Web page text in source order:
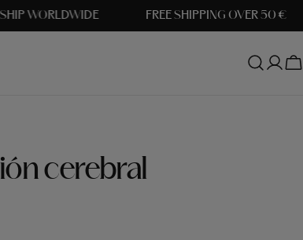
WORLDWIDE FREE SHIPPING OVER 50 €
cerebral